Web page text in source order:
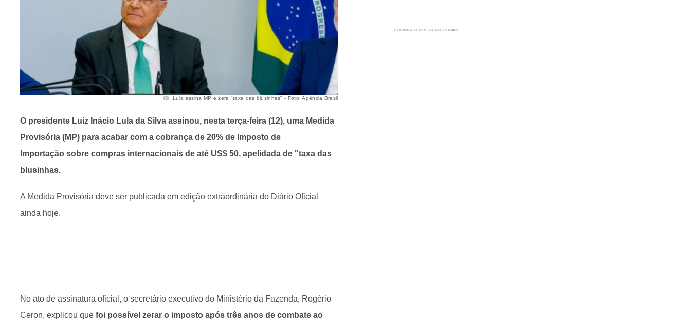
Lula assina MP e zera "taxa das blusinhas" - Foto: Agência Brasil
O presidente Luiz Inácio Lula da Silva assinou, nesta terça-feira (12), uma Medida
Provisória (MP) para acabar com a cobrança de 20% de Imposto de
Importação sobre compras internacionais de até US$ 50, apelidada de "taxa das
blusinhas.
A Medida Provisória deve ser publicada em edição extraordinária do Diário Oficial
ainda hoje.
No ato de assinatura oficial, o secretário executivo do Ministério da Fazenda, Rogério
Ceron, explicou que foi possível zerar o imposto após três anos de combate ao